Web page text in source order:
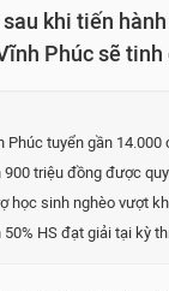
khi tiến
Phúc sẽ
Phúc tuyển gần
900 triệu đồng được
học sinh nghèo vượt
50% HS đạt giải tại kỳ